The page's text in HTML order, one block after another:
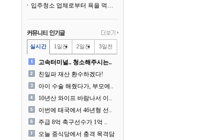
입주청소 업체로부터 욕을 먹고 있습니다
실시간 1일전 2일전 3일전
고속터미널.. 청소해주시는..
친일파 재산 환수하겠다!
아이 수술 해줬다가, 부모에..
10년산 와이프 바람나서 이..
이번에 태국에서 46년형 선..
주급 8억 축구선수가 1억 ..
오늘 중식당에서 충격 목격담